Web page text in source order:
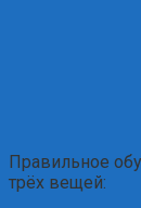
Правильное
трёх вещей: